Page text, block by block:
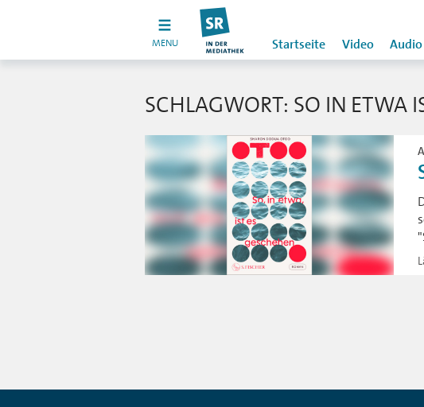
MENU Startseite Video Audio
SCHLAGWORT: SO IN ETWA